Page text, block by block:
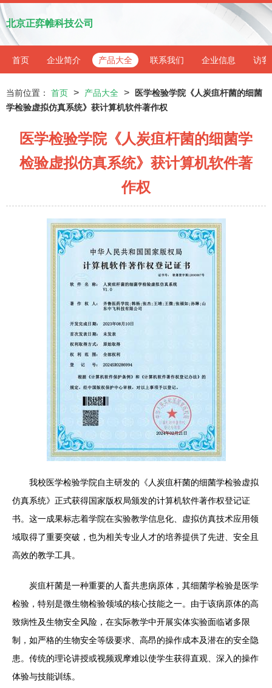
北京正弈帷科技公司
首页 企业简介 产品大全 联系我们 企业信息 访客
当前位置： 首页 > 产品大全 >
医学检验学院《人炭疽杆菌的细菌
学检验虚拟仿真系统》获计算机软件著作权
医学检验学院《人炭疽杆菌的细菌学
检验虚拟仿真系统》获计算机软件著
作权
我校医学检验学院自主研发的《人炭疽杆菌的细菌学检验虚拟
仿真系统》正式获得国家版权局颁发的计算机软件著作权登记证
书。这一成果标志着学院在实验教学信息化、虚拟仿真技术应用领
域取得了重要突破，也为相关专业人才的培养提供了先进、安全且
高效的教学工具。
炭疽杆菌是一种重要的人畜共患病原体，其细菌学检验是医学
检验，特别是微生物检验领域的核心技能之一。由于该病原体的高
致病性及生物安全风险，在实际教学中开展实体实验面临诸多限
制，如严格的生物安全等级要求、高昂的操作成本及潜在的安全隐
患。传统的理论讲授或视频观摩难以使学生获得直观、深入的操作
体验与技能训练。